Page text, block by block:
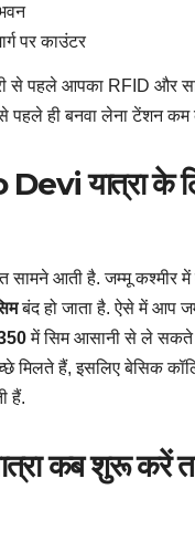
पर काउंटर
से पहले आपका RFID और
पहले ही बनवा लेना टेंशन कम
यात्रा के
सामने आती है. जम्मू कश्मीर
बंद हो जाता है. ऐसे में आप
में सिम आसानी से ले
मिलते हैं, इसलिए बेसिक
हैं.
कब शुरू करें